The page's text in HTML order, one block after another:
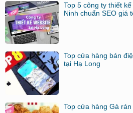
Top 5 công ty thiết
Ninh chuẩn SEO giá
Top cửa hàng bán
tại Hạ Long
Top cửa hàng Gà